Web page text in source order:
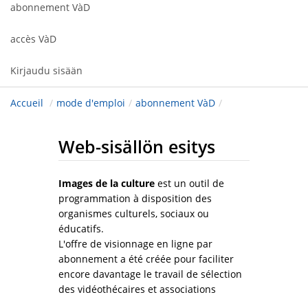
abonnement VàD
accès VàD
Kirjaudu sisään
Accueil / mode d'emploi / abonnement VàD /
Web-sisällön esitys
Images de la culture est un outil de
programmation à disposition des
organismes culturels, sociaux ou
éducatifs.
L'offre de visionnage en ligne par
abonnement a été créée pour faciliter
encore davantage le travail de sélection
des vidéothécaires et associations